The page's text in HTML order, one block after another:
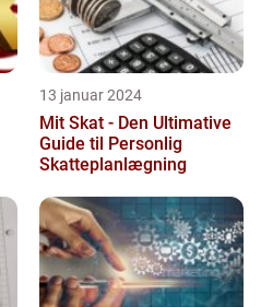
13 januar 2024
Mit Skat - Den Ultimative
Guide til Personlig
Skatteplanlægning